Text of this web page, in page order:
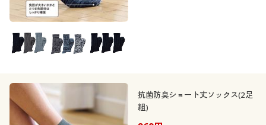
カーテン・ラグ・ファブリック
制服・学生服
ジュニア・ティーンズ下着
大きいサイズ通販すべて
大きいサイズ レディース服
大きいサイズ レディース下着
バーゲン
バーゲンセール
シークレットセール
詳細検索
商品カテゴリ一覧
カタログ
レディースサ
イズ
LL
5L 6L
抗菌防臭ショート丈ソックス(2足
組)